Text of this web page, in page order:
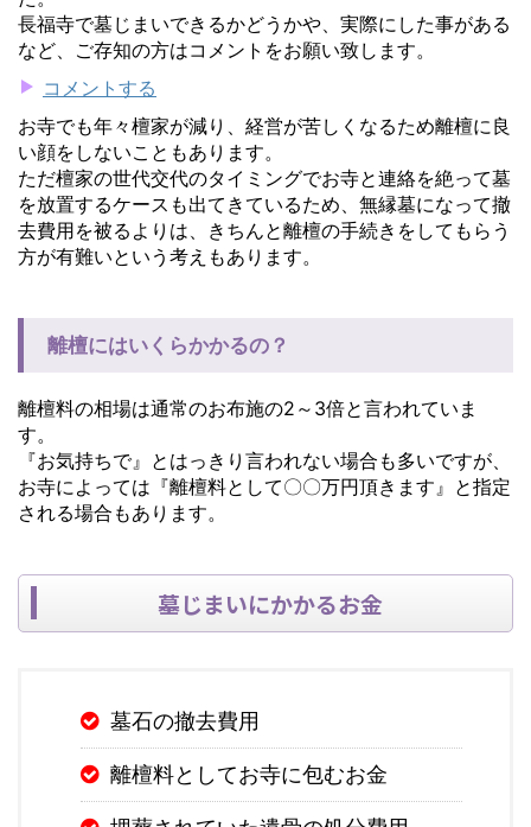
長福寺で墓じまいできるかどうかや、実際にした事がある
など、ご存知の方はコメントをお願い致します。
コメントする
お寺でも年々檀家が減り、経営が苦しくなるため離檀に良
い顔をしないこともあります。
ただ檀家の世代交代のタイミングでお寺と連絡を絶って墓
を放置するケースも出てきているため、無縁墓になって撤
去費用を被るよりは、きちんと離檀の手続きをしてもらう
方が有難いという考えもあります。
離檀にはいくらかかるの？
離檀料の相場は通常のお布施の2～3倍と言われていま
す。
『お気持ちで』とはっきり言われない場合も多いですが、
お寺によっては『離檀料として〇〇万円頂きます』と指定
される場合もあります。
墓じまいにかかるお金
墓石の撤去費用
離檀料としてお寺に包むお金